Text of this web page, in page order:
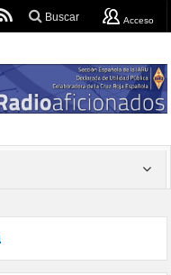
Buscar Acceso